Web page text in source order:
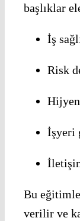
başlıklar
İş
Risk
İşyeri
Bu
verilir ve